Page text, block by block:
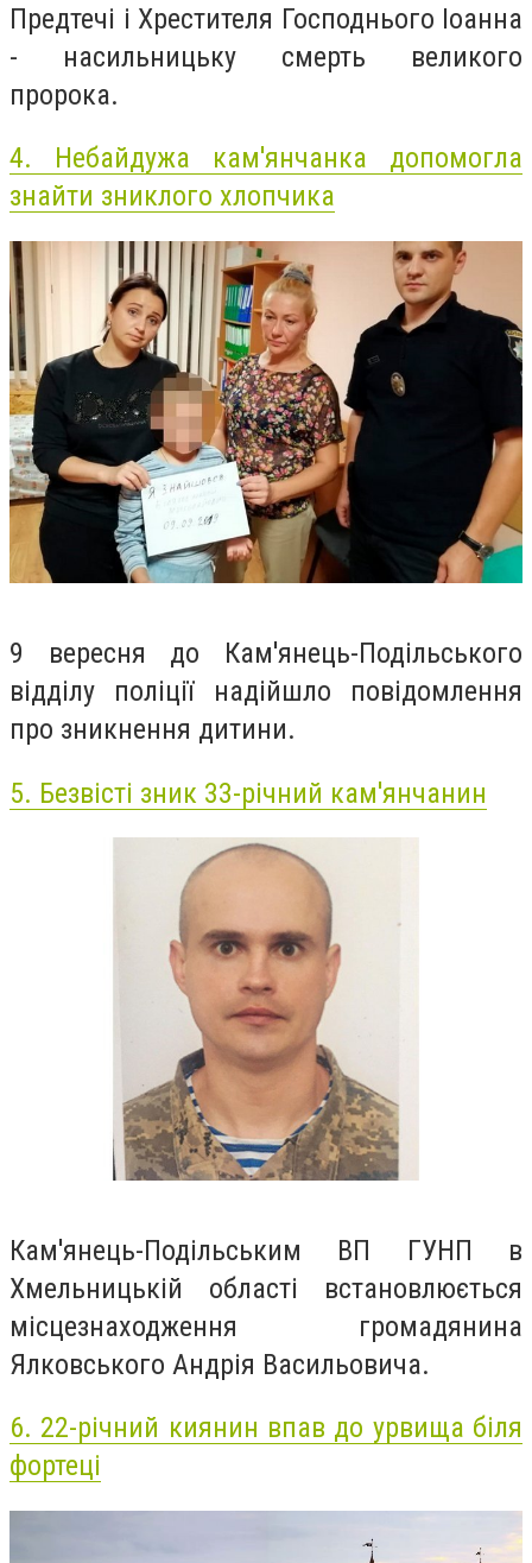
Предтечі і Хрестителя Господнього Іоанна
- насильницьку смерть великого
пророка.
4. Небайдужа кам'янчанка допомогла
знайти зниклого хлопчика
9 вересня до Кам'янець-Подільського
відділу поліції надійшло повідомлення
про зникнення дитини.
5. Безвісті зник 33-річний кам'янчанин
Кам'янець-Подільським ВП ГУНП в
Хмельницькій області встановлюється
місцезнаходження громадянина
Ялковського Андрія Васильовича.
6. 22-річний киянин впав до урвища біля
фортеці